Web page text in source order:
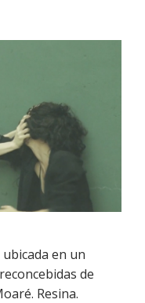
en un
de
Resina.